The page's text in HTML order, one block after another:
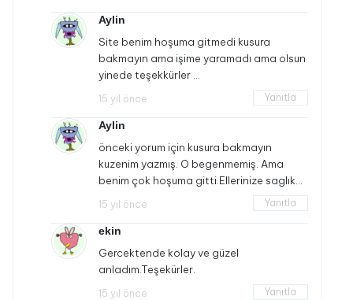
Aylin
Site benim hoşuma gitmedi kusura
bakmayın ama işime yaramadı ama olsun
yinede teşekkürler …
15 yıl önce Yanıtla
Aylin
önceki yorum için kusura bakmayın
kuzenim yazmış. O begenmemiş. Ama
benim çok hoşuma gitti.Ellerinize saglık…
15 yıl önce Yanıtla
ekin
Gercektende kolay ve güzel
anladım.Teşekürler.
15 yıl önce Yanıtla